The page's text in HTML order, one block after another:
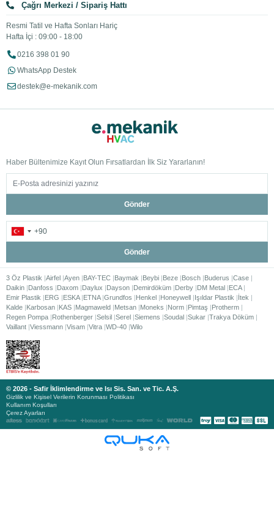
Çağrı Merkezi / Sipariş Hattı
Resmi Tatil ve Hafta Sonları Hariç
Hafta İçi : 09:00 - 18:00
0216 398 01 90
WhatsApp Destek
destek@e-mekanik.com
Haber Bültenimize Kayıt Olun Fırsatlardan İlk Siz Yararlanın!
Gönder
Gönder
3 Öz Plastik Airfel Ayen BAY-TEC Baymak Beybi Beze Bosch Buderus Case
Daikin Danfoss Daxom Daylux Dayson Demirdöküm Derby DM Metal ECA
Emir Plastik
ERG ESKA ETNA Grundfos Henkel Honeywell Işıldar Plastik
İtek
Kalde Karbosan KAS Magmaweld Metsan Moneks Norm Pimtaş
Protherm
Regen Pompa Rothenberger Selsil Serel Siemens Soudal Sukar Trakya Döküm
Vaillant Viessmann Visam Vitra WD-40 Wilo
© 2026 - Safir İklimlendirme ve Isı Sis. San. ve Tic. A.Ş.
Gizlilik ve Kişisel Verilerin Korunması Politikası
Kullanım Koşulları
Çerez Ayarları